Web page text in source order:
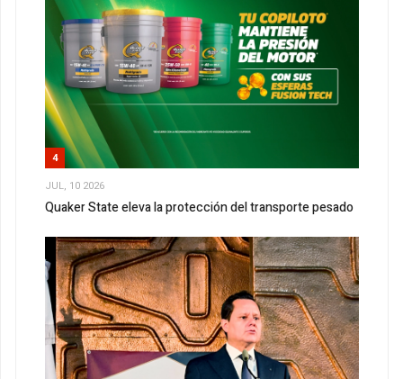
4
JUL, 10 2026
Quaker State eleva la protección del transporte pesado